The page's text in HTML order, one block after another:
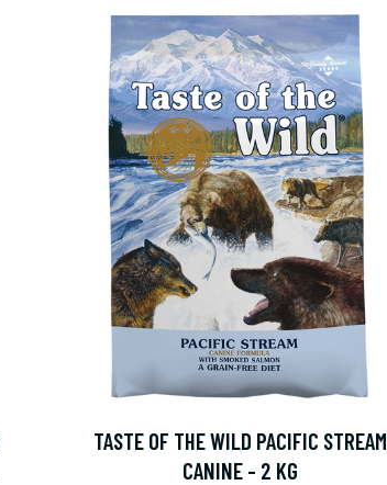
TASTE OF THE WILD PACIFIC STREAM
CANINE - 2 KG